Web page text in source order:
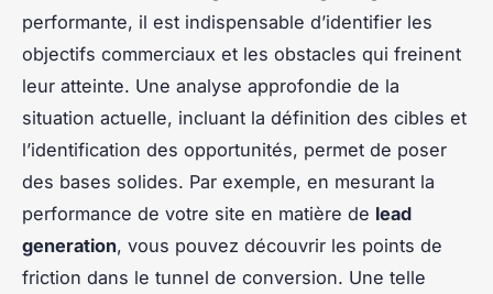
performante, il est indispensable d’identifier les
objectifs commerciaux et les obstacles qui freinent
leur atteinte. Une analyse approfondie de la
situation actuelle, incluant la définition des cibles et
l’identification des opportunités, permet de poser
des bases solides. Par exemple, en mesurant la
performance de votre site en matière de lead
generation, vous pouvez découvrir les points de
friction dans le tunnel de conversion. Une telle